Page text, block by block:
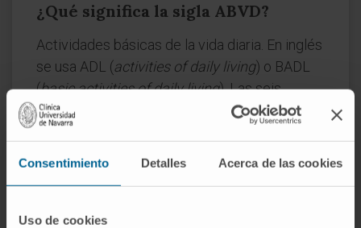
Consentimiento Detalles Acerca de las cookies
Uso de cookies
¿Qué significa la sigla ABVD?
Actividades básicas de la vida diaria. En inglés
se usa ADL (activities of daily living) o BADL
(basic activities of daily living). Las seis
actividades que se incluyen habitualmente
son: alimentación, baño, vestido, uso del